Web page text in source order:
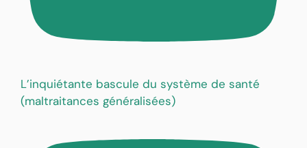
L’inquiétante bascule du système de santé
(maltraitances généralisées)